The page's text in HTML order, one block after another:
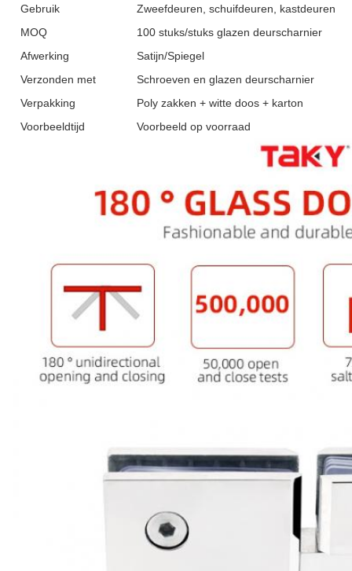
Gebruik
Zweefdeuren, schuifdeuren, kastdeuren
MOQ
100 stuks/stuks glazen deurscharnier
Afwerking
Satijn/Spiegel
Verzonden met
Schroeven en glazen deurscharnier
Verpakking
Poly zakken + witte doos + karton
Voorbeeldtijd
Voorbeeld op voorraad